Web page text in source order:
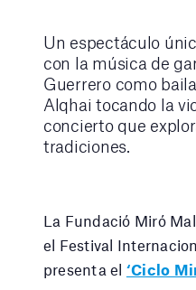
Un espectáculo
con la música de
Guerrero como
Alqhai tocando la
concierto que
tradiciones.
La Fundació Miró
el Festival
presenta el ‘Ciclo